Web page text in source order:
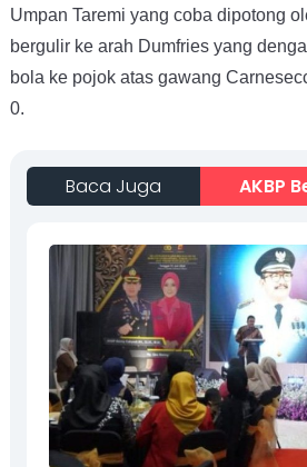
Umpan Taremi yang coba dipotong
bergulir ke arah Dumfries yang
bola ke pojok atas gawang
0.
Baca Juga AKBP